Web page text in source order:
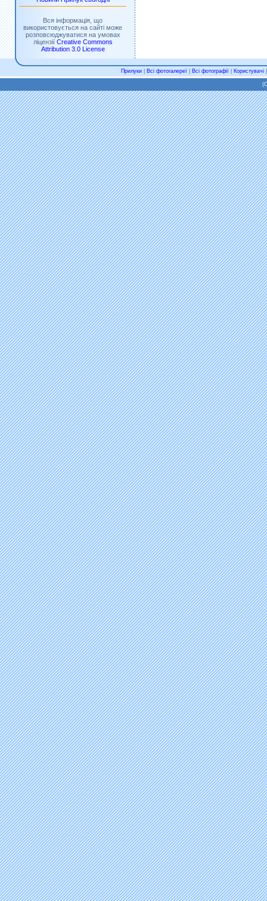
Вся інформація, що
використовується на сайті може
розповсюджуватися на умовах
ліцензії Creative Commons
Attribution 3.0 License
Прилуки| Всі фотогалереї| Всі фотографії| Користувачі